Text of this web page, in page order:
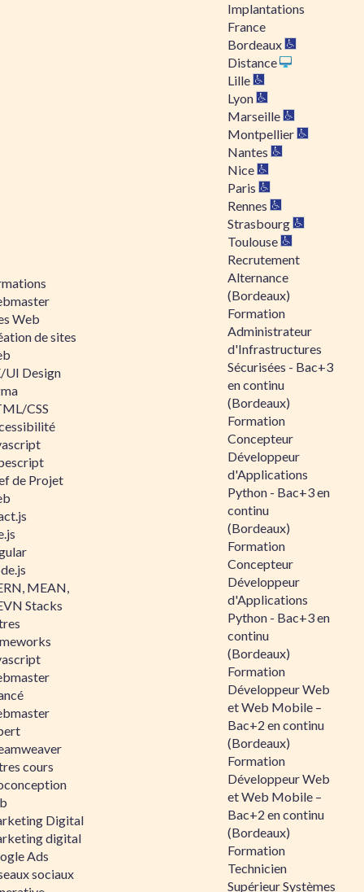
Web
de sites
UI Design
CSS
de Projet
MEAN,
Stacks
cours
Digital
digital
Ads
sociaux
Implantations
France
Bordeaux
Distance
Lille
Lyon
Marseille
Montpellier
Nantes
Nice
Paris
Rennes
Strasbourg
Toulouse
Recrutement
Alternance
(Bordeaux)
Formation
Administrateur
d'Infrastructures
Sécurisées - Bac+3
en continu
(Bordeaux)
Formation
Concepteur
Développeur
d'Applications
Python - Bac+3 en
continu
(Bordeaux)
Formation
Concepteur
Développeur
d'Applications
Python - Bac+3 en
continu
(Bordeaux)
Formation
Développeur Web
et Web Mobile –
Bac+2 en continu
(Bordeaux)
Formation
Développeur Web
et Web Mobile –
Bac+2 en continu
(Bordeaux)
Formation
Technicien
Supérieur Systèmes